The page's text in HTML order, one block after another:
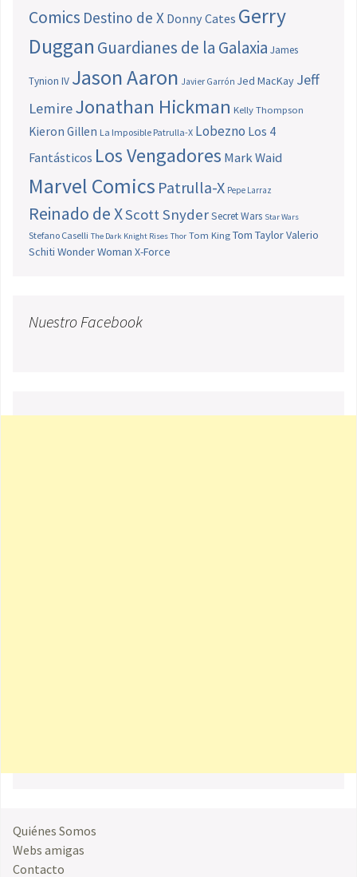
Comics Destino de X Donny Cates Gerry
Duggan Guardianes de la Galaxia James
Tynion IV Jason Aaron Javier Garrón Jed MacKay Jeff
LemireJonathan Hickman Kelly Thompson
Kieron Gillen La Imposible Patrulla-X Lobezno Los 4
Fantásticos Los Vengadores Mark Waid
Marvel Comics Patrulla-X Pepe Larraz
Reinado de XScott SnyderSecret Wars Star Wars
Stefano Caselli The Dark Knight Rises Thor Tom King Tom TaylorValerio
Schiti Wonder Woman X-Force
Nuestro Facebook
Quiénes Somos
Webs amigas
Contacto